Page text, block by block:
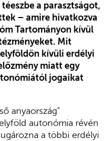
a parasztságot,
– amire hivatkozva
Tartományon kívül
Mit
kívüli erdélyi
miatt egy
jogaikat
anyaország”
autonómia révén
a többi erdélyi